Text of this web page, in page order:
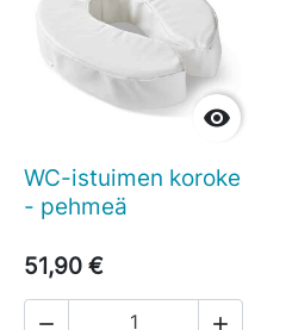

WC-istuimen koroke
- pehmeä
51,90 €
 